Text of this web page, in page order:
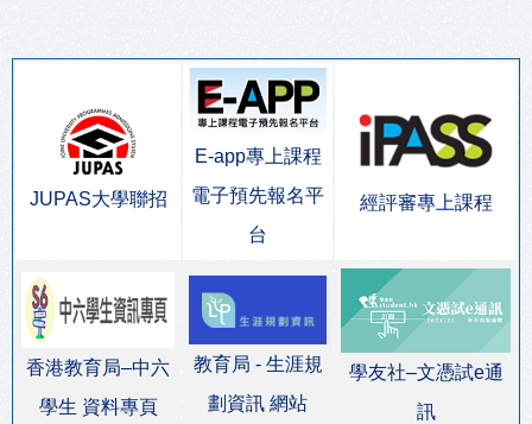
JUPAS大學聯招
E-app專上課程
電子預先報名平
台
經評審專上課程
香港教育局–中六
學生 資料專頁
教育局 - 生涯規
劃資訊 網站
學友社–文憑試e通
訊